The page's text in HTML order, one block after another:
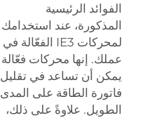
الفوائد الرئيسية
المذكورة، عند استخدامك
لمحركات IE3 الفعّالة في
عملك. إنها محركات فعّالة
يمكن أن تساعد في تقليل
فاتورة الطاقة على المدى
الطويل. علاوةً على ذلك،